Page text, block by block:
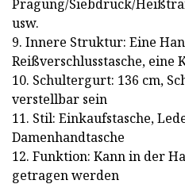
Prägung/Siebdruck/
usw.
9. Innere Struktur: Eine
Reißverschlusstasche, eine
10. Schultergurt: 136 cm,
verstellbar sein
11. Stil: Einkaufstasche,
Damenhandtasche
12. Funktion: Kann in der
getragen werden